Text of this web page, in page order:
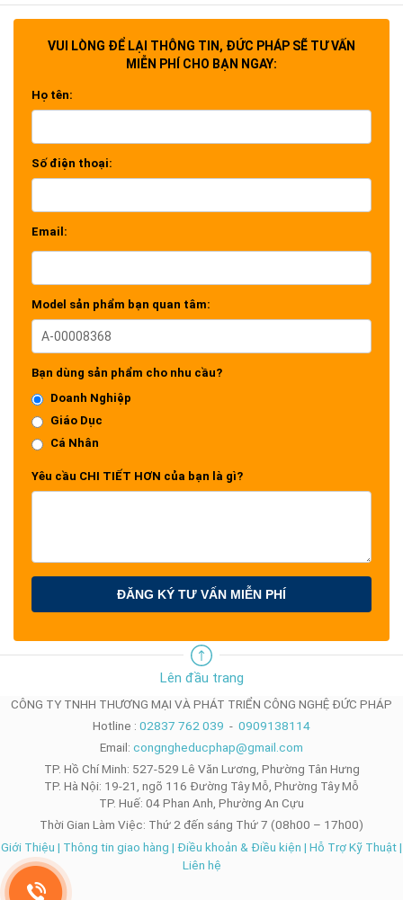
VUI LÒNG ĐỂ LẠI THÔNG TIN, ĐỨC PHÁP SẼ TƯ VẤN
MIỄN PHÍ CHO BẠN NGAY:
Họ tên:
Số điện thoại:
Email:
Model sản phẩm bạn quan tâm:
Bạn dùng sản phẩm cho nhu cầu?
Doanh Nghiệp
Giáo Dục
Cá Nhân
Yêu cầu CHI TIẾT HƠN của bạn là gì?
ĐĂNG KÝ TƯ VẤN MIỄN PHÍ
Lên đầu trang
CÔNG TY TNHH THƯƠNG MẠI VÀ PHÁT TRIỂN CÔNG NGHỆ ĐỨC PHÁP
Hotline : 02837 762 039 - 0909138114
Email: congngheducphap@gmail.com
TP. Hồ Chí Minh: 527-529 Lê Văn Lương, Phường Tân Hưng
TP. Hà Nội: 19-21, ngõ 116 Đường Tây Mỗ, Phường Tây Mỗ
TP. Huế: 04 Phan Anh, Phường An Cựu
Thời Gian Làm Việc: Thứ 2 đến sáng Thứ 7 (08h00 – 17h00)
Giới Thiệu | Thông tin giao hàng | Điều khoản & Điều kiện | Hỗ Trợ Kỹ Thuật|
Liên hệ